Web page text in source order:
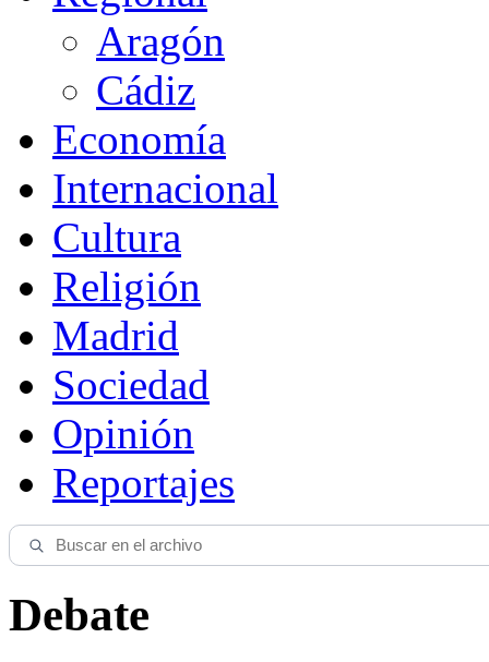
Aragón
Cádiz
Economía
Internacional
Cultura
Religión
Madrid
Sociedad
Opinión
Reportajes
Debate